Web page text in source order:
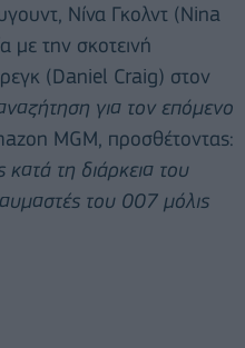
Νίνα Γκολντ (Nina
με την σκοτεινή
(Daniel Craig) στον
για τον επόμενο
MGM, προσθέτοντας:
τη διάρκεια του
του 007 μόλις